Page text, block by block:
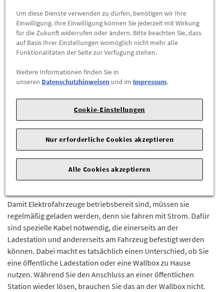
Elektromobilität mit der
DELLO Gruppe
besseren Infrastruktur gibt es immer mehr Autos mit
Elektroantrieb auf den Straßen. Doch Sie müssen sich nicht
können sich auch eine Ladestation zu Hause aufstellen, um
dort Ihr Fahrzeug mit Strom zu versorgen. Dafür brauchen Sie
lediglich ein paar Artikel für die Elektromobilität von der
DELLO Gruppe. Darunter befinden sich sowohl verschiedenes
Kabel und Wallboxen für die Elektromobilität bei
Damit Elektrofahrzeuge betriebsbereit sind, müssen sie
regelmäßig geladen werden, denn sie fahren mit Strom. Dafür
sind spezielle Kabel notwendig, die einerseits an der
Ladestation und andererseits am Fahrzeug befestigt werden
können. Dabei macht es tatsächlich einen Unterschied, ob Sie
eine öffentliche Ladestation oder eine Wallbox zu Hause
nutzen. Während Sie den Anschluss an einer öffentlichen
Station wieder lösen, brauchen Sie das an der Wallbox nicht.
Um diese Dienste verwenden zu dürfen, benötigen wir Ihre
Einwilligung. Ihre Einwilligung können Sie jederzeit mit Wirkung
für die Zukunft widerrufen oder ändern. Bitte beachten Sie, dass
auf Basis Ihrer Einstellungen womöglich nicht mehr alle
Funktionalitäten der Seite zur Verfügung stehen.
Weitere Informationen finden Sie in
unseren Datenschutzhinweisen und im Impressum.
Cookie-Einstellungen
Nur erforderliche Cookies akzeptieren
Alle Cookies akzeptieren